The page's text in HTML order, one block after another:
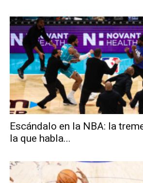
Escándalo en la NBA: la
la que habla...